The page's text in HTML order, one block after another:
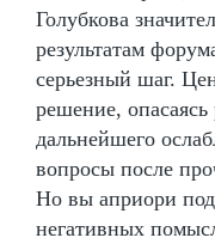
Голубкова
результатам
серьезный шаг.
решение,
дальнейшего
вопросы после
Но вы априори
негативных